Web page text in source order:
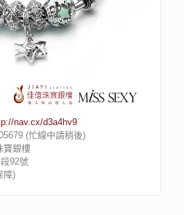
nav.cx/d3a4hv9
(忙線中請稍後)
寶銀樓
92號
障)